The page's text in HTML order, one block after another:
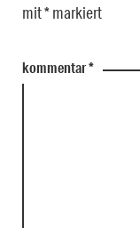
mit*markiert
kommentar*